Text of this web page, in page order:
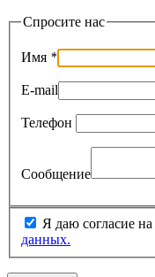
Спросите нас
Имя *
E-mail
Телефон
Сообщение
Я даю согласие на
данных.